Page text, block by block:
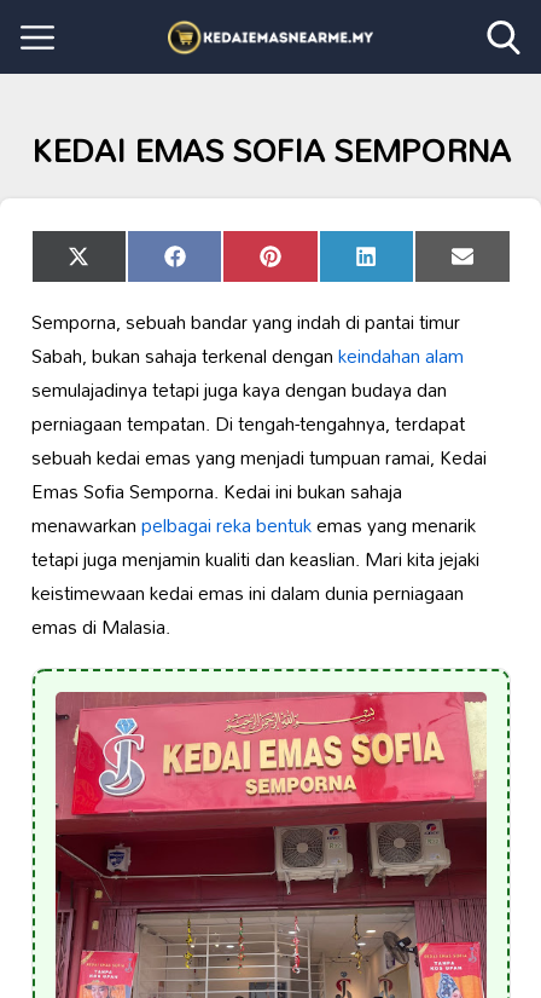
KEDAI EMAS SOFIA SEMPORNA
Share
on
X
(Twitter)
Share
on
Facebook Share
on
Pinterest Share
on
LinkedIn Share
on
Email
Semporna, sebuah bandar yang indah di pantai timur
Sabah, bukan sahaja terkenal dengankeindahan alam
semulajadinya tetapi juga kaya dengan budaya dan
perniagaan tempatan. Di tengah-tengahnya, terdapat
sebuah kedai emas yang menjadi tumpuan ramai, Kedai
Emas Sofia Semporna. Kedai ini bukan sahaja
menawarkanpelbagai reka bentukemas yang menarik
tetapi juga menjamin kualiti dan keaslian. Mari kita jejaki
keistimewaan kedai emas ini dalam dunia perniagaan
emas di Malasia.